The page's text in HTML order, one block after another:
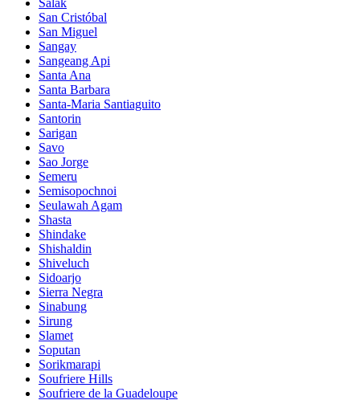
Salak
San Cristóbal
San Miguel
Sangay
Sangeang Api
Santa Ana
Santa Barbara
Santa-Maria Santiaguito
Santorin
Sarigan
Savo
Sao Jorge
Semeru
Semisopochnoi
Seulawah Agam
Shasta
Shindake
Shishaldin
Shiveluch
Sidoarjo
Sierra Negra
Sinabung
Sirung
Slamet
Soputan
Sorikmarapi
Soufriere Hills
Soufriere de la Guadeloupe